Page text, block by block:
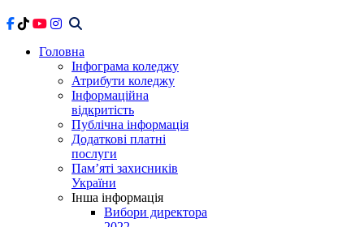
Головна
Інфограма коледжу
Атрибути коледжу
Інформаційна
відкритість
Публічна інформація
Додаткові платні
послуги
Пам’яті захисників
України
Інша інформація
Вибори директора